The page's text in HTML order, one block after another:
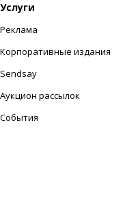
Услуги
Реклама
Корпоративные издания
Sendsay
Аукцион рассылок
События